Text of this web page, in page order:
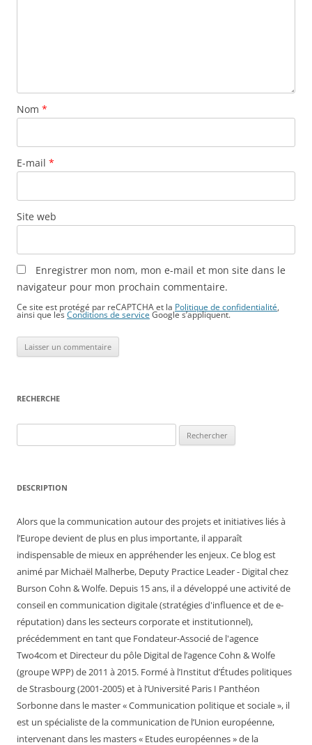
Nom *
E-mail *
Site web
Enregistrer mon nom, mon e-mail et mon site dans le
navigateur pour mon prochain commentaire.
Ce site est protégé par reCAPTCHA et la Politique de confidentialité
ainsi que lesConditions de service Google s’appliquent.
RECHERCHE
DESCRIPTION
Alors que la communication autour des projets et initiatives liés à
l’Europe devient de plus en plus importante, il apparaît
indispensable de mieux en appréhender les enjeux. Ce blog est
animé par Michaël Malherbe, Deputy Practice Leader - Digital chez
Burson Cohn & Wolfe. Depuis 15 ans, il a développé une activité de
conseil en communication digitale (stratégies d'influence et de e-
réputation) dans les secteurs corporate et institutionnel),
précédemment en tant que Fondateur-Associé de l'agence
Two4com et Directeur du pôle Digital de l’agence Cohn & Wolfe
(groupe WPP) de 2011 à 2015. Formé à l’Institut d’Études politiques
de Strasbourg (2001-2005) et à l’Université Paris I Panthéon
Sorbonne dans le master « Communication politique et sociale », il
est un spécialiste de la communication de l’Union européenne,
intervenant dans les masters « Etudes européennes » de la